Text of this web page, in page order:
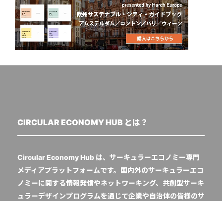
CIRCULAR ECONOMY HUB とは？
Circular Economy Hub は、サーキュラーエコノミー専門
メディアプラットフォームです。国内外のサーキュラーエコ
ノミーに関する情報発信やネットワーキング、共創型サーキ
ュラーデザインプログラムを通じて企業や自治体の皆様のサ